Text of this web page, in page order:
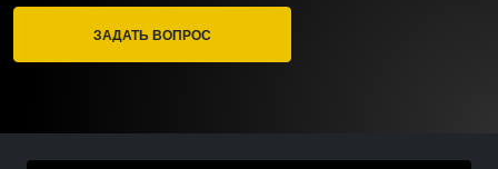
ЗАДАТЬ ВОПРОС